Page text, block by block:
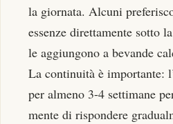
la giornata. Alcuni
essenze direttamente sotto
le aggiungono a bevande
La continuità è importante:
per almeno 3-4 settimane
mente di rispondere